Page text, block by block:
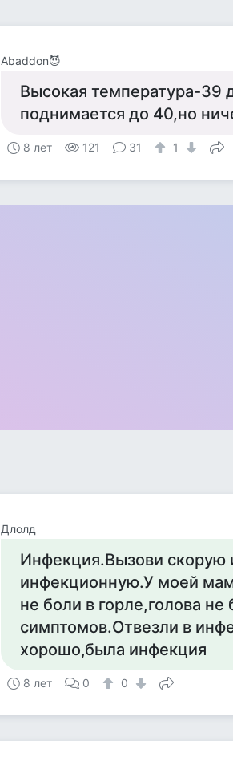
Abaddon😈
Высокая температура-39
поднимается до 40,но
8 лет 121 31 1
Длолд
Инфекция.Вызови скорую
инфекционную.У моей
не боли в горле,голова
симптомов.Отвезли в
хорошо,была инфекция
8 лет 0 0